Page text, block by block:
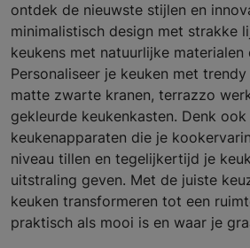
ontdek de nieuwste stijlen en
minimalistisch design met strakke
keukens met natuurlijke materialen
Personaliseer je keuken met
matte zwarte kranen, terrazzo
gekleurde keukenkasten. Denk
keukenapparaten die je
niveau tillen en tegelijkertijd je
uitstraling geven. Met de juiste
keuken transformeren tot een
praktisch als mooi is en waar je